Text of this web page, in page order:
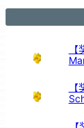
1
1
年